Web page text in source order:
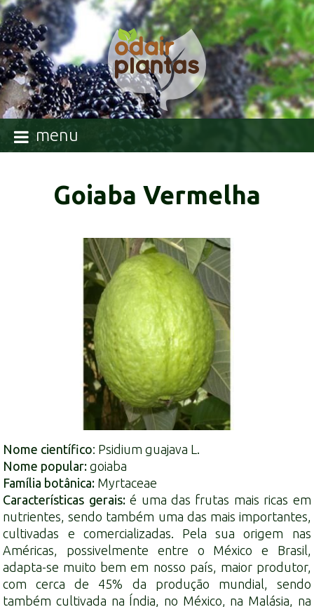
menu
Goiaba Vermelha
Nome científico: Psidium guajava L.
Nome popular: goiaba
Família botânica: Myrtaceae
Características gerais:é uma das frutas mais ricas em
nutrientes, sendo também uma das mais importantes,
cultivadas e comercializadas. Pela sua origem nas
Américas, possivelmente entre o México e Brasil,
adapta-se muito bem em nosso país, maior produtor,
com cerca de 45% da produção mundial, sendo
também cultivada na Índia, no México, na Malásia, na